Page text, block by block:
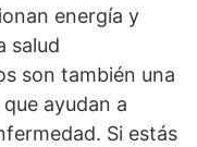
energía y
salud
son también una
ayudan a
Si estás